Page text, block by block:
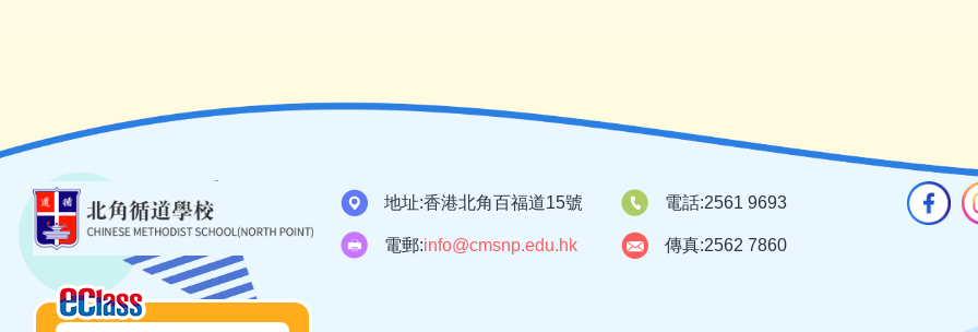
地址:香港北角百福道15號 電話:2561 9693
電郵:info@cmsnp.edu.hk 傳真:2562 7860